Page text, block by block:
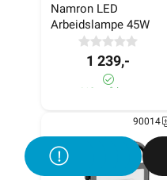
Namron LED
Arbeidslampe 45W
1 239,-
610+ på lager
90014